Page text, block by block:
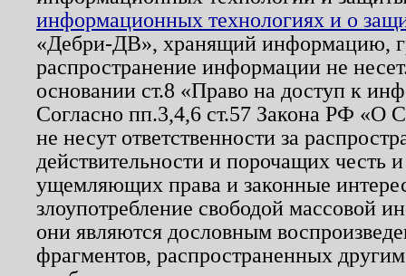
информационных технологиях и о
«Дебри-ДВ», хранящий информацию,
распространение информации не
основании ст.8 «Право на доступ к
Согласно пп.3,4,6 ст.57 Закона РФ «О
не несут ответственности за
действительности и порочащих честь
ущемляющих права и законные
злоупотребление свободой массовой
они являются дословным
фрагментов, распространенных